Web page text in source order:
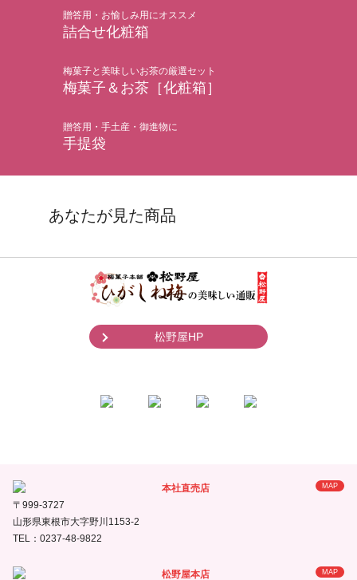
贈答用・お愉しみ用にオススメ
詰合せ化粧箱
梅菓子と美味しいお茶の厳選セット
梅菓子＆お茶［化粧箱］
贈答用・手土産・御進物に
手提袋
松野屋HP
本社直売店 MAP
〒999-3727
山形県東根市大字野川1153-2
TEL：0237-48-9822
松野屋本店 MAP